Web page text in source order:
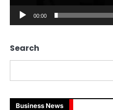
00:00
Search
Business News